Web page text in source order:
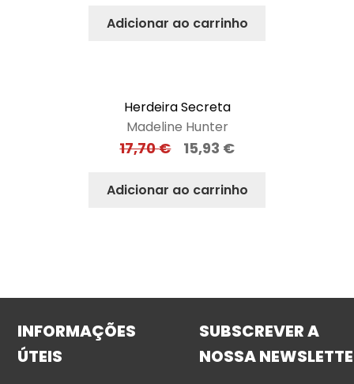
Adicionar ao carrinho
Herdeira Secreta
Madeline Hunter
17,70€ 15,93 €
Adicionar ao carrinho
INFORMAÇÕES
ÚTEIS
SUBSCREVER A
NOSSA